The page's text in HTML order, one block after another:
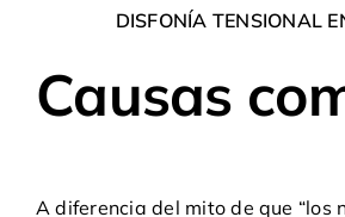
DISFONÍA TENSIONAL
Causas
A diferencia del mito de que “los